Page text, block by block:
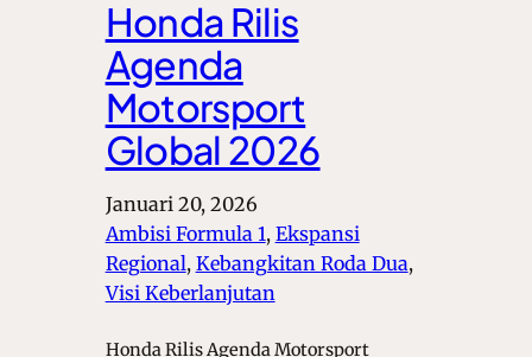
Honda Rilis
Agenda
Motorsport
Global 2026
Januari 20, 2026
Ambisi Formula 1, Ekspansi
Regional, Kebangkitan Roda Dua ,
Visi Keberlanjutan
Honda Rilis Agenda Motorsport